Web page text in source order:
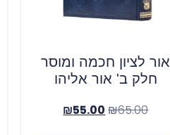
אור לציון חכמה ומוסר
חלק ב' אור אליהו
₪65.00
₪55.00